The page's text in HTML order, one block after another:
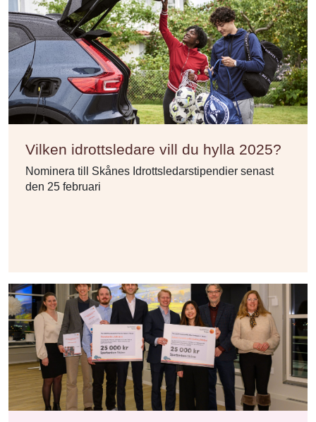
Vilken idrottsledare vill du hylla 2025?
Nominera till Skånes Idrottsledarstipendier senast
den 25 februari